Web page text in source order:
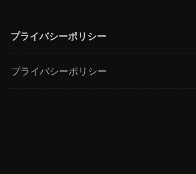
プライバシーポリシー
プライバシーポリシー